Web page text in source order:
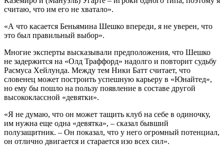
считаю, что им его не хватало».
«А что касается Беньямина Шешко впереди, я не уверен, что
это был правильный выбор».
Многие эксперты высказывали предположения, что Шешко
не задержится на «Олд Траффорд» надолго и повторит судьбу
Расмуса Хейлунда. Между тем Ники Батт считает, что
словенец может построить успешную карьеру в «Юнайтед»,
но ему бы пошло на пользу появление в составе другой
высококлассной «девятки».
«Я не думаю, что он может тащить клуб на себе в одиночку,
им нужна еще одна «девятка», – сказал бывший
полузащитник. – Он показал, что у него огромный потенциал,
он отлично двигается и старается изо всех сил».